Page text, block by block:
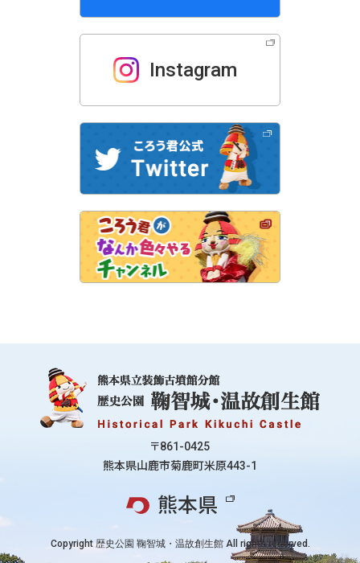
Instagram
〒861-0425
熊本県山鹿市菊鹿町米原443-1
熊本県
Copyright 歴史公園 鞠智城・温故創生館 All rights reserved.